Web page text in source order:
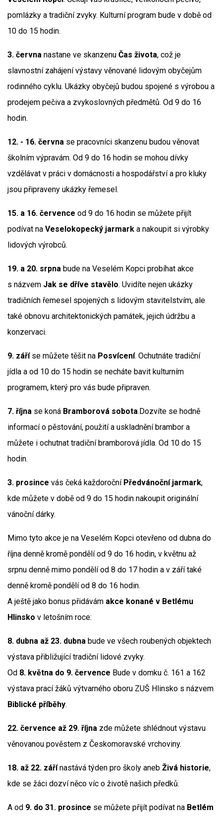
pomlázky a tradiční zvyky. Kulturní program bude v době od
10 do 15 hodin.
3. června nastane ve skanzenu Čas života, což je
slavnostní zahájení výstavy věnované lidovým obyčejům
rodinného cyklu. Ukázky obyčejů budou spojené s výrobou a
prodejem pečiva a zvykoslovných předmětů. Od 9 do 16
hodin.
12. - 16. června se pracovníci skanzenu budou věnovat
školním výpravám. Od 9 do 16 hodin se mohou dívky
vzdělávat v práci v domácnosti a hospodářství a pro kluky
jsou připraveny ukázky řemesel.
15. a 16. července od 9 do 16 hodin se můžete přijít
podívat na Veselokopecký jarmark a nakoupit si výrobky
lidových výrobců.
19. a 20. srpna bude na Veselém Kopci probíhat akce
s názvem Jak se dříve stavělo. Uvidíte nejen ukázky
tradičních řemesel spojených s lidovým stavitelstvím, ale
také obnovu architektonických památek, jejich údržbu a
konzervaci.
9. září se můžete těšit na Posvícení. Ochutnáte tradiční
jídla a od 10 do 15 hodin se necháte bavit kulturním
programem, který pro vás bude připraven.
7. října se koná Bramborová sobota.Dozvíte se hodně
informací o pěstování, použití a uskladnění brambor a
můžete i ochutnat tradiční bramborová jídla. Od 10 do 15
hodin.
3. prosince vás čeká každoroční Předvánoční jarmark,
kde můžete v době od 9 do 15 hodin nakoupit originální
vánoční dárky.
Mimo tyto akce je na Veselém Kopci otevřeno od dubna do
října denně kromě pondělí od 9 do 16 hodin, v květnu až
srpnu denně mimo pondělí od 8 do 17 hodin a v září také
denně kromě pondělí od 8 do 16 hodin.
A ještě jako bonus přidávám akce konané v Betlému
Hlinsko v letošním roce:
8. dubna až 23. dubna bude ve všech roubených objektech
výstava přibližující tradiční lidové zvyky.
Od 8. května do 9. července Bude v domku č. 161 a 162
výstava prací žáků výtvarného oboru ZUŠ Hlinsko s názvem
Biblické příběhy.
22. července až 29. října zde můžete shlédnout výstavu
věnovanou pověstem z Českomoravské vrchoviny.
18. až 22. zářínastává týden pro školy aneb Živá historie,
kde se žáci dozví něco víc o životě našich předků.
A od 9. do 31. prosince se můžete přijít podívat na Betlém